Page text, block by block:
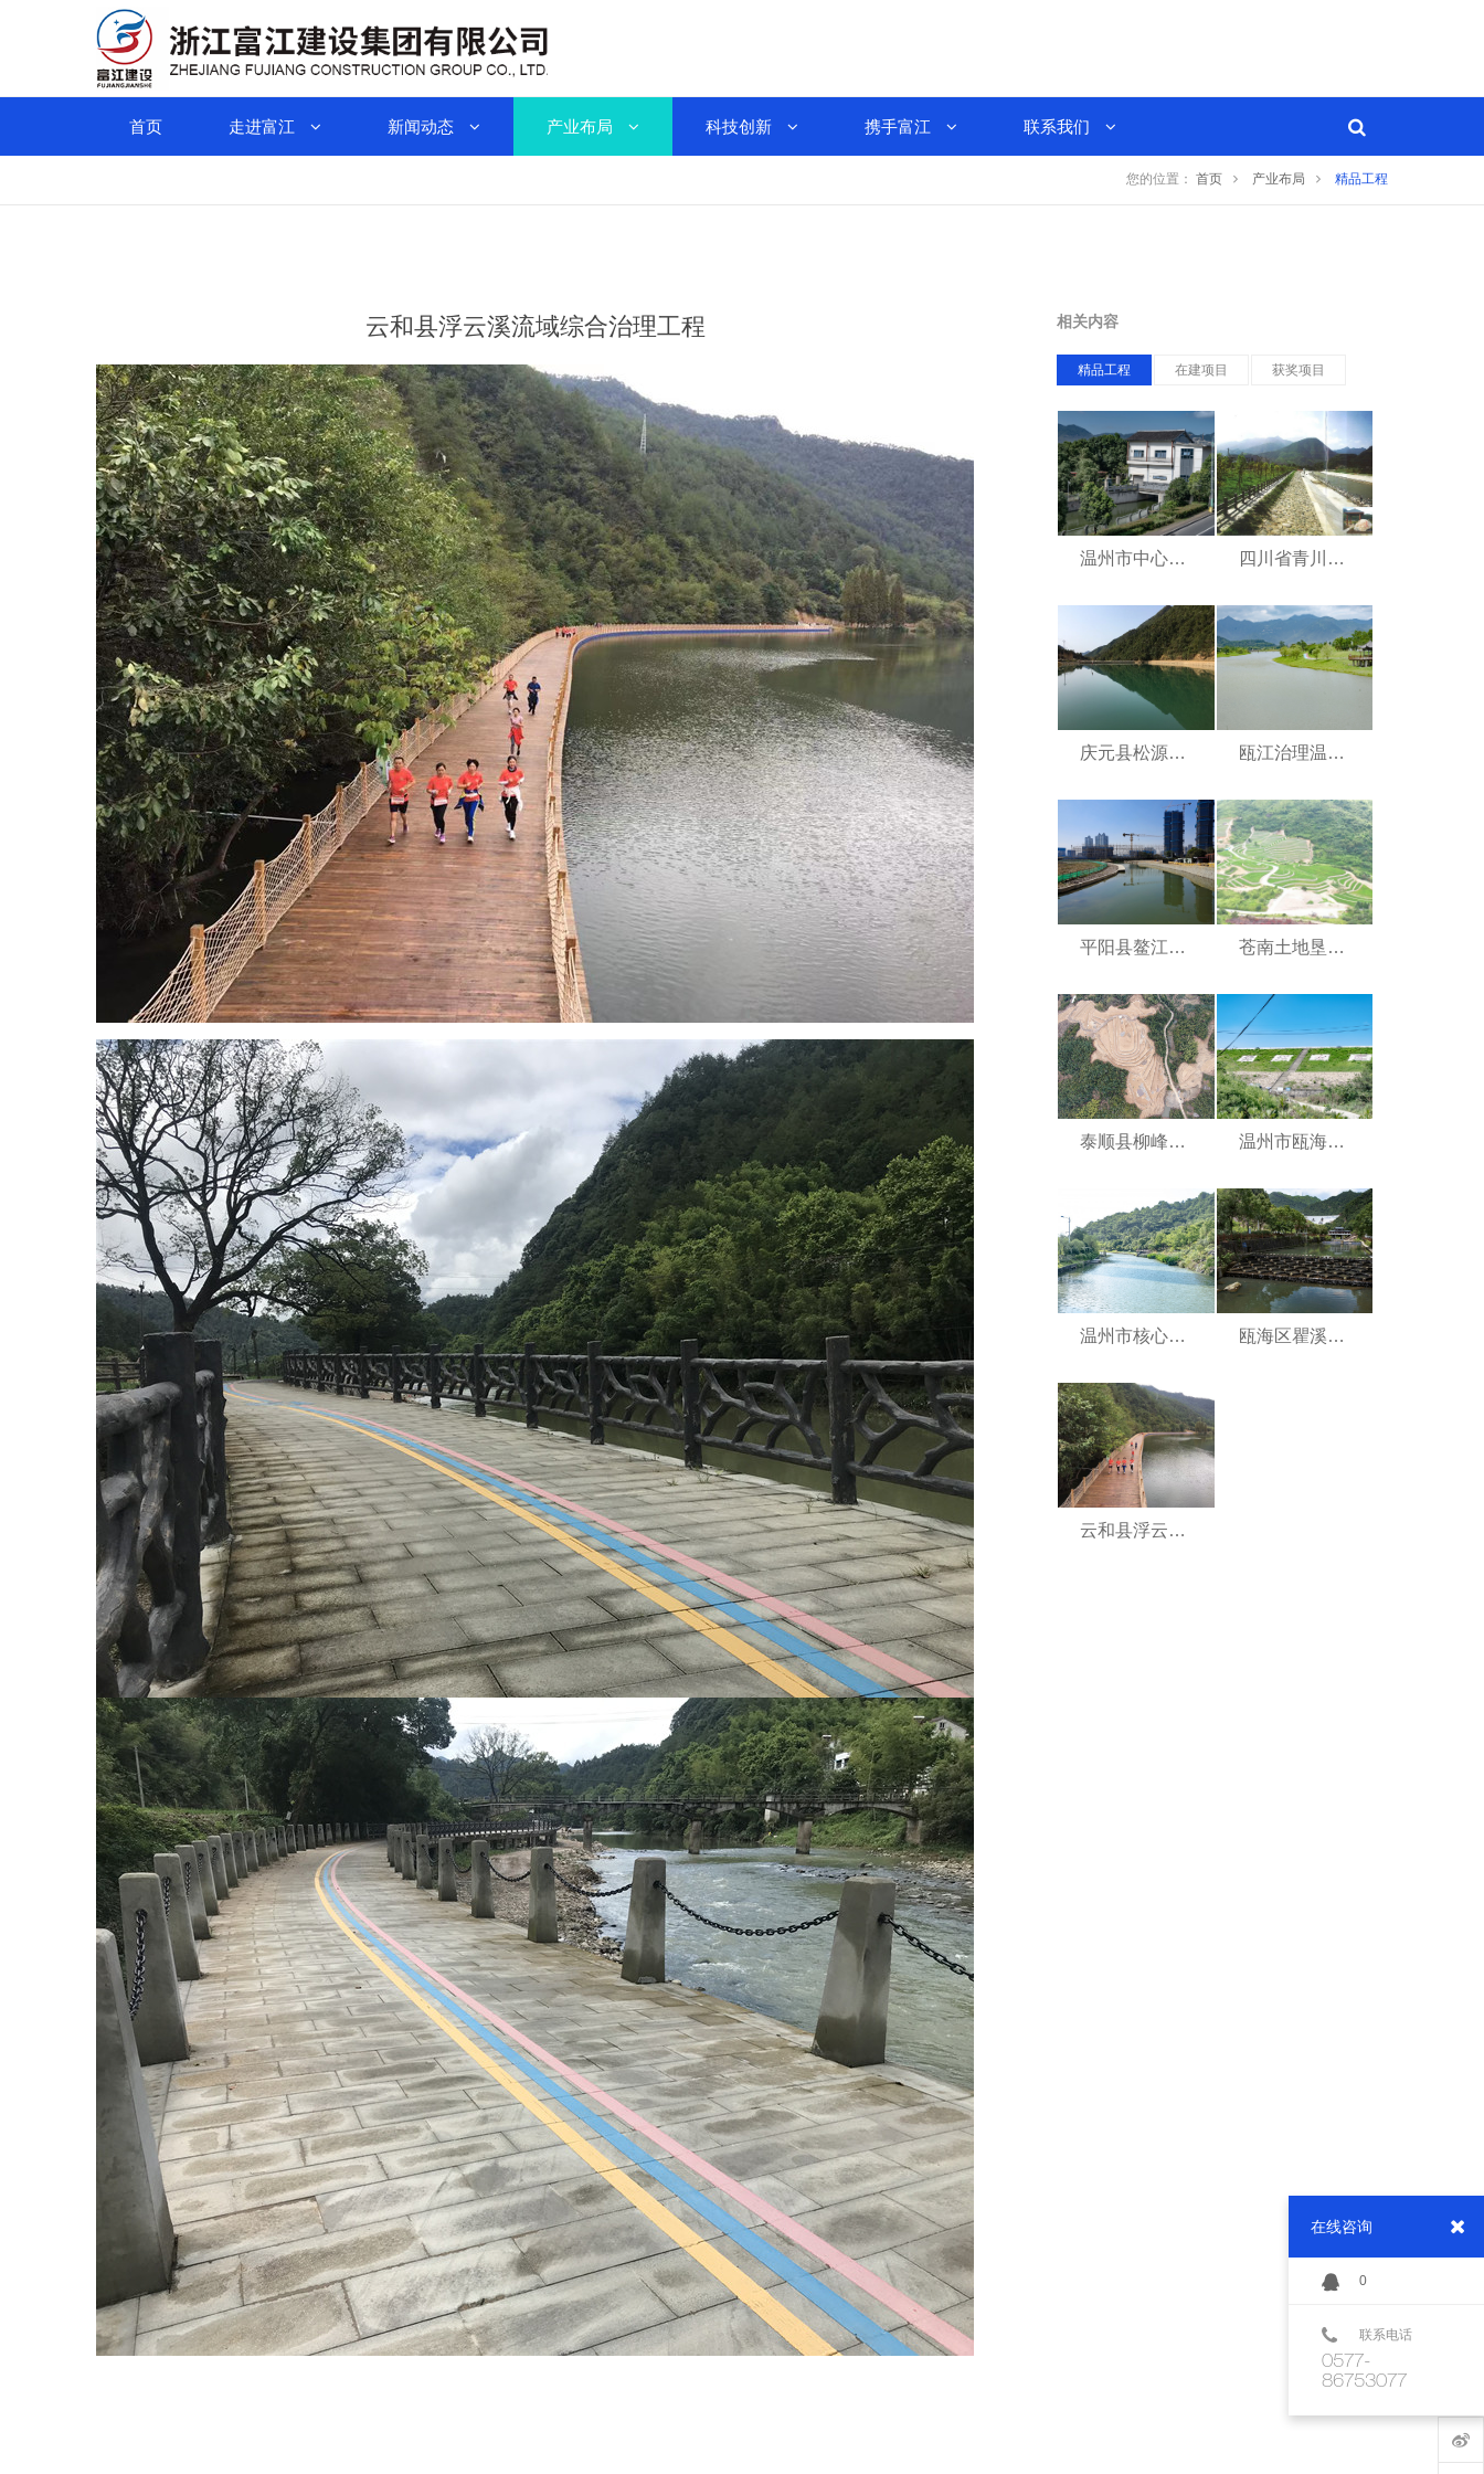
首页 走进富江 新闻动态 产业布局 科技创新 携手富江 联系我们
您的位置： 首页 产业布局 精品工程
云和县浮云溪流域综合治理工程 相关内容
精品工程 在建项目 获奖项目
温州市中心区北片商务区下新田水闸工程 四川省青川县青溪镇防洪堤工程
庆元县松源溪后广溪段中小河流治理工程 瓯江治理温州市鹿城区戍浦江河道（藤桥至河口段）整治工程I标
平阳县鳌江镇滨江中心片古鳌头区河道整治工程 苍南土地垦造项目工程情况
泰顺县柳峰乡等12个乡镇土地整治EPC总承包项目 温州市瓯海区秀垟水库标准化建设工程
温州市核心片区牛山公园瓯海片段河道整治 瓯海区瞿溪河美丽河湖提升工程EPC项目
云和县浮云溪流域综合治理工程
在线咨询
0
联系电话
0577-
86753077